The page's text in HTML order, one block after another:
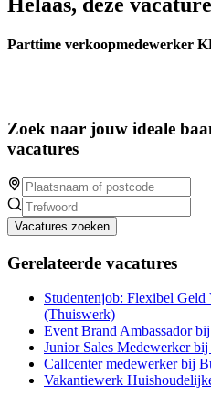
Parttime verkoopmedewerker
Zoek naar jouw ideale
vacatures
Vacatures zoeken
Gerelateerde vacatures
Studentenjob: Flexibel Geld
(Thuiswerk)
Event Brand Ambassador
Junior Sales Medewerker
Callcenter medewerker bij
Vakantiewerk